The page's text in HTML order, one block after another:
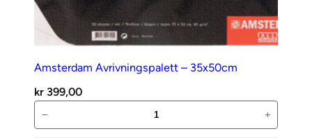
Amsterdam Avrivningspalett – 35x50cm
kr 399,00
Avrivningspalett
− +